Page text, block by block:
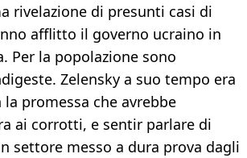
rivelazione di presunti casi di
afflitto il governo ucraino in
Per la popolazione sono
Zelensky a suo tempo era
promessa che avrebbe
ai corrotti, e sentir parlare di
settore messo a dura prova dagli